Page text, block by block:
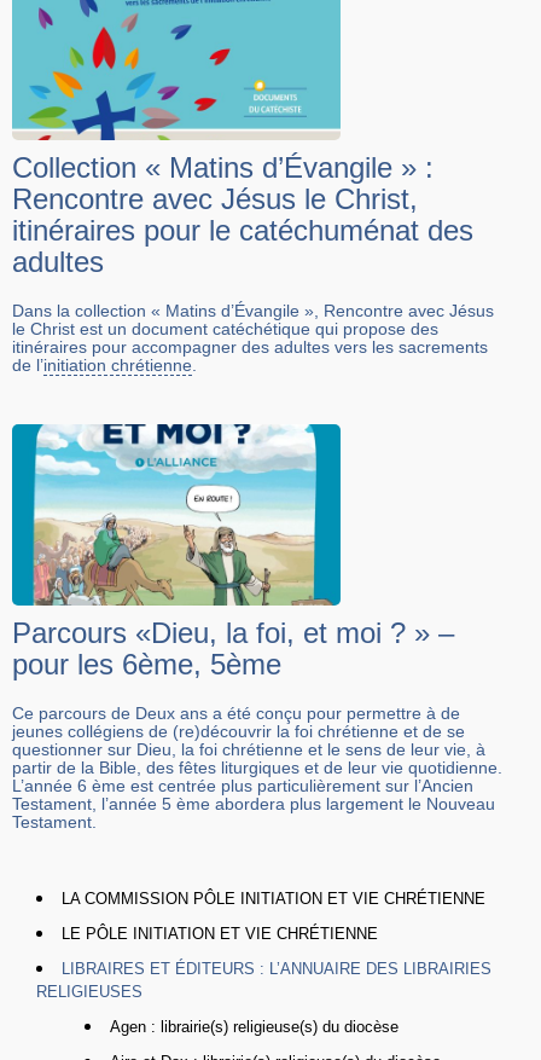
Collection « Matins d’Évangile » :
Rencontre avec Jésus le Christ,
itinéraires pour le catéchuménat des
adultes
Dans la collection « Matins d’Évangile », Rencontre avec Jésus
le Christ est un document catéchétique qui propose des
itinéraires pour accompagner des adultes vers les sacrements
de l’initiation chrétienne.
Parcours «Dieu, la foi, et moi ? » –
pour les 6ème, 5ème
Ce parcours de Deux ans a été conçu pour permettre à de
jeunes collégiens de (re)découvrir la foi chrétienne et de se
questionner sur Dieu, la foi chrétienne et le sens de leur vie, à
partir de la Bible, des fêtes liturgiques et de leur vie quotidienne.
L’année 6 ème est centrée plus particulièrement sur l’Ancien
Testament, l’année 5 ème abordera plus largement le Nouveau
Testament.
LA COMMISSION PÔLE INITIATION ET VIE CHRÉTIENNE
LE PÔLE INITIATION ET VIE CHRÉTIENNE
LIBRAIRES ET ÉDITEURS : L’ANNUAIRE DES LIBRAIRIES
RELIGIEUSES
Agen : librairie(s) religieuse(s) du diocèse